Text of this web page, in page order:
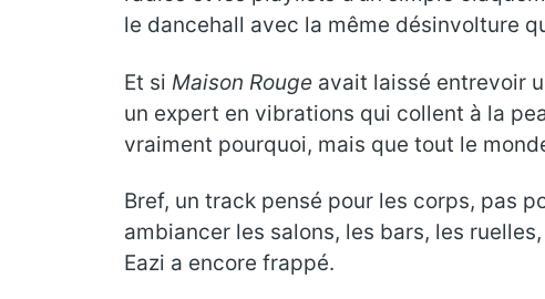
le dancehall avec la même désinvolture
Et si Maison Rouge avait laissé entrevoir
un expert en vibrations qui collent à la
vraiment pourquoi, mais que tout le
Bref, un track pensé pour les corps, pas
ambiancer les salons, les bars, les
Eazi a encore frappé.